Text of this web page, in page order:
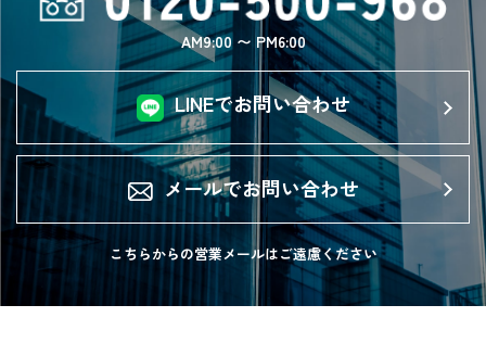
AM9:00 〜 PM6:00
LINEでお問い合わせ
メールでお問い合わせ
こちらからの営業メールはご遠慮ください